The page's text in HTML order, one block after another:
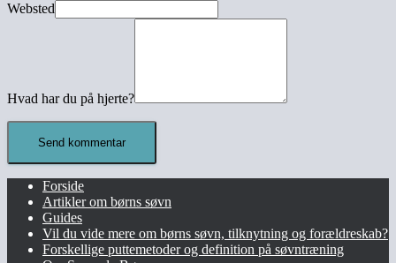
Websted
Hvad har du på hjerte?
Forside
Artikler om børns søvn
Guides
Vil du vide mere om børns søvn, tilknytning og forældreskab?​
Forskellige puttemetoder og definition på søvntræning